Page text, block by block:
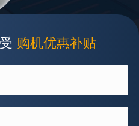
购机优惠补贴